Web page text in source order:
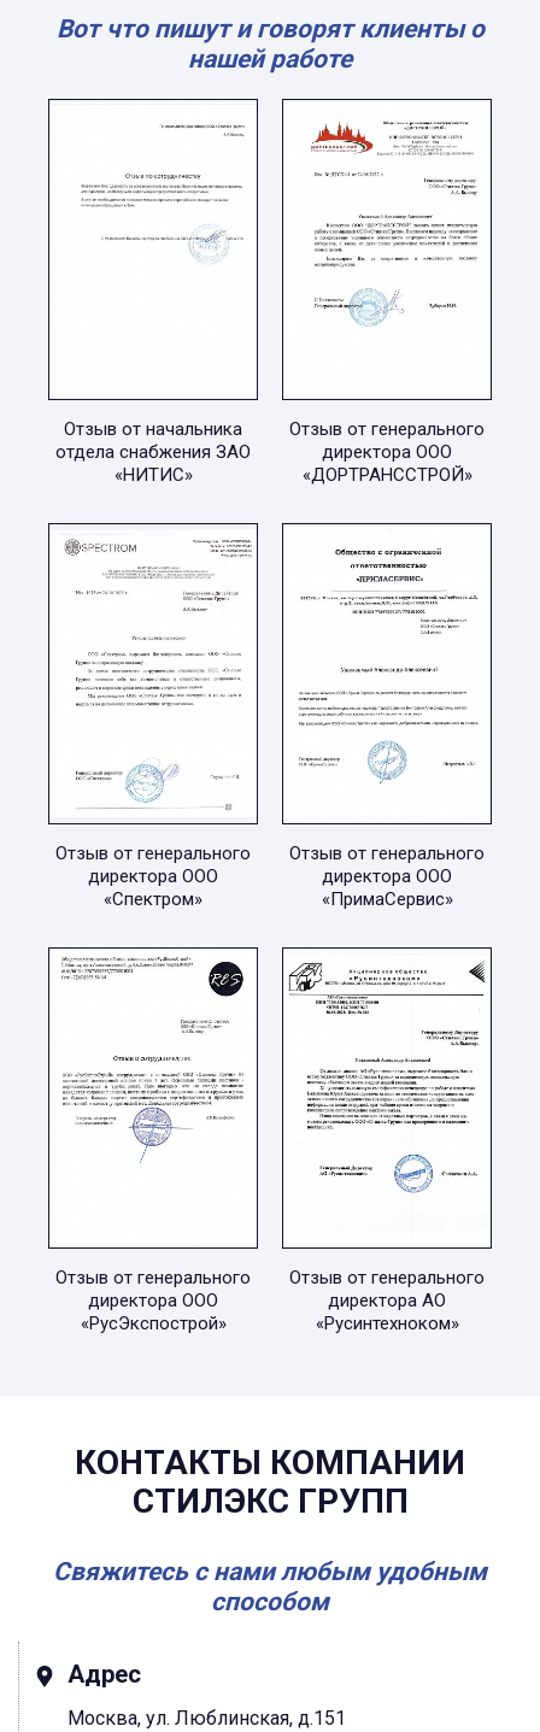
Вот что пишут и говорят клиенты о
нашей работе
Отзыв от начальника
отдела снабжения ЗАО
«НИТИС»
Отзыв от генерального
директора ООО
«ДОРТРАНССТРОЙ»
Отзыв от генерального
директора ООО
«Спектром»
Отзыв от генерального
директора ООО
«ПримаСервис»
Отзыв от генерального
директора ООО
«РусЭкспострой»
Отзыв от генерального
директора АО
«Русинтехноком»
КОНТАКТЫ КОМПАНИИ
СТИЛЭКС ГРУПП
Свяжитесь с нами любым удобным
способом
Адрес
Москва, ул. Люблинская, д.151